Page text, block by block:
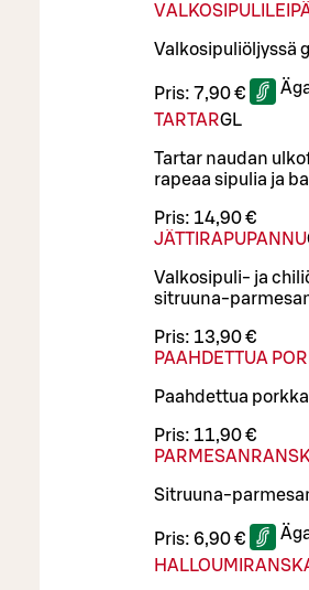
Valkosipuliöljyssä
Pris: 7,90 €
TARTARGL
Tartar naudan
rapeaa sipulia ja
Pris: 14,90 €
JÄTTIRAPUPANNU
Valkosipuli- ja
sitruuna-
Pris: 13,90 €
PAAHDETTUA
Paahdettua
Pris: 11,90 €
Sitruuna-
Pris: 6,90 €